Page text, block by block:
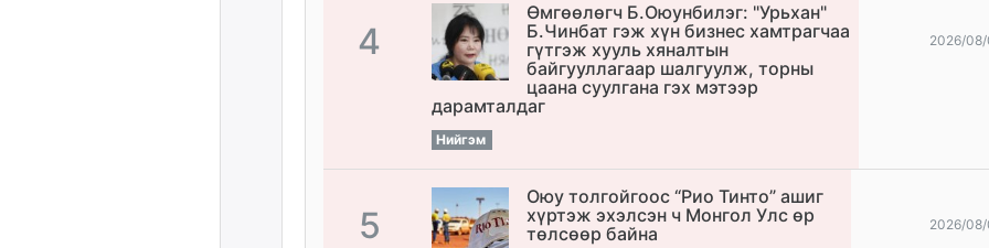
4
Өмгөөлөгч Б.Оюунбилэг: "Урьхан"
Б.Чинбат гэж хүн бизнес хамтрагчаа
гүтгэж хууль хяналтын
байгууллагаар шалгуулж, торны
цаана суулгана гэх мэтээр
дарамталдаг
Нийгэм
2026/
5
Оюу толгойгоос “Рио Тинто” ашиг
хүртэж эхэлсэн ч Монгол Улс өр
төлсөөр байна
2026/